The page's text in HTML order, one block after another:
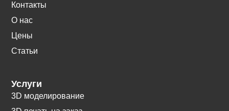
Контакты
О нас
Цены
Статьи
Услуги
3D моделирование